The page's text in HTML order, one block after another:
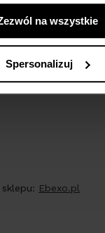
na wszystkie
Spersonalizuj
Ebexo.pl